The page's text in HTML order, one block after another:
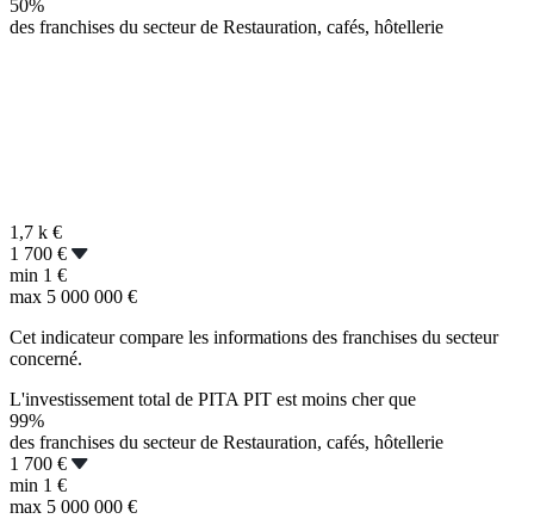
50%
des franchises du secteur de Restauration, cafés, hôtellerie
1,7 k €
1 700 €
min 1 €
max 5 000 000 €
Cet indicateur compare les informations des franchises du secteur
concerné.
L'investissement total de PITA PIT est moins cher que
99%
des franchises du secteur de Restauration, cafés, hôtellerie
1 700 €
min 1 €
max 5 000 000 €